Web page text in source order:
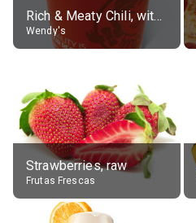
Rich & Meaty Chili, without toppings, large
Wendy's
Strawberries, raw
Frutas Frescas